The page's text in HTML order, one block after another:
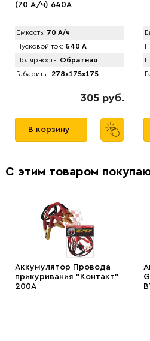
(70 А/ч) 640А
Емкость: 70 А/ч
Пусковой ток: 640 А
Полярность: Обратная
Габариты: 278x175x175
305 руб.
В корзину
С этим товаром
Аккумулятор Провода
прикуривания "Контакт"
200А